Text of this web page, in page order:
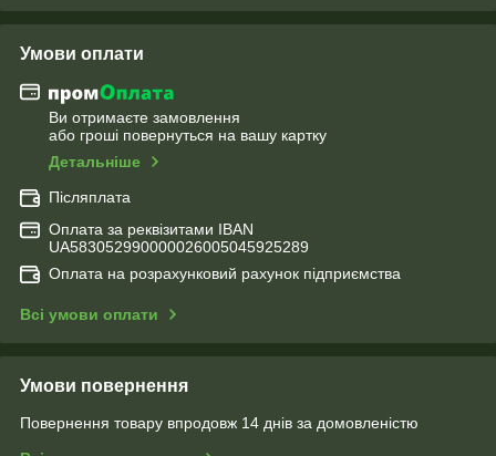
Умови оплати
Ви отримаєте замовлення
або гроші повернуться на вашу картку
Детальніше
Післяплата
Оплата за реквізитами IBAN
UA583052990000026005045925289
Оплата на розрахунковий рахунок підприємства
Всі умови оплати
Умови повернення
Повернення товару впродовж 14 днів за домовленістю